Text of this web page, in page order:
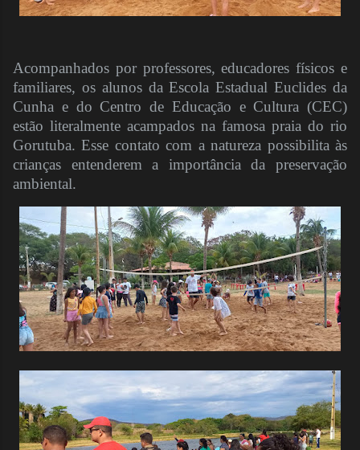
Acompanhados por professores, educadores físicos e
familiares, os alunos da Escola Estadual Euclides da
Cunha e do Centro de Educação e Cultura (CEC)
estão literalmente acampados na famosa praia do rio
Gorutuba. Esse contato com a natureza possibilita às
crianças entenderem a importância da preservação
ambiental.